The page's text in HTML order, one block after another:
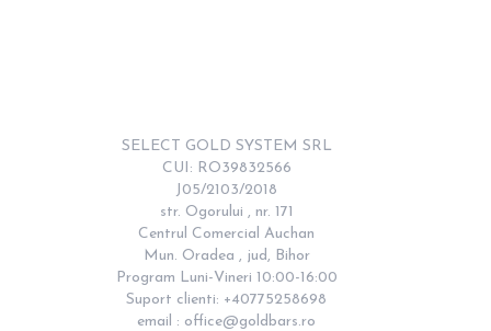
SELECT GOLD SYSTEM SRL
CUI: RO39832566
J05/2103/2018
str. Ogorului , nr. 171
Centrul Comercial Auchan
Mun. Oradea , jud, Bihor
Program Luni-Vineri 10:00-16:00
Suport clienti: +40775258698
email : office@goldbars.ro